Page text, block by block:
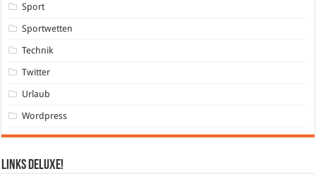
Sport
Sportwetten
Technik
Twitter
Urlaub
Wordpress
Links DeLuXe!